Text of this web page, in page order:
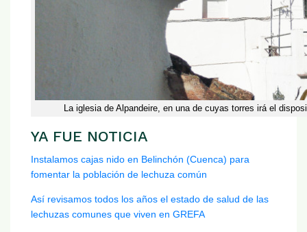
La iglesia de Alpandeire, en una de cuyas torres irá el
YA FUE NOTICIA
Instalamos cajas nido en Belinchón (Cuenca) para
fomentar la población de lechuza común
Así revisamos todos los años el estado de salud de las
lechuzas comunes que viven en GREFA